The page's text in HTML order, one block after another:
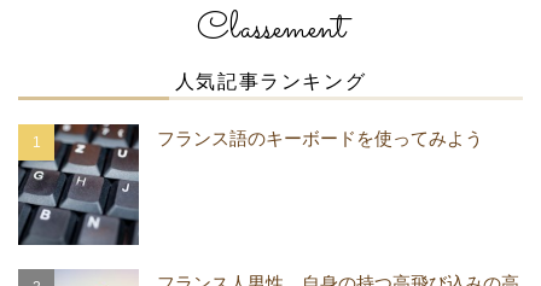
Classement
人気記事ランキング
フランス語のキーボードを使ってみよう